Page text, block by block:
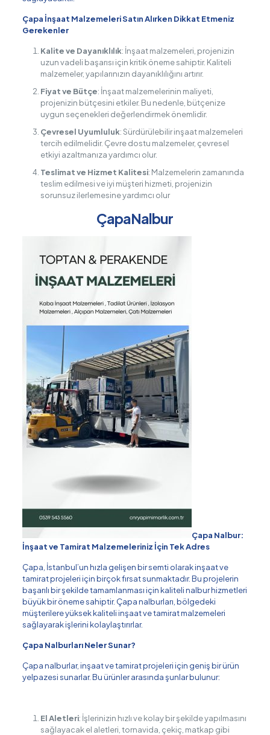
Çapa İnşaat Malzemeleri Satın Alırken Dikkat Etmeniz
Gerekenler
Kalite ve Dayanıklılık: İnşaat malzemeleri, projenizin
uzun vadeli başarısı için kritik öneme sahiptir. Kaliteli
malzemeler, yapılarınızın dayanıklılığını artırır.
Fiyat ve Bütçe: İnşaat malzemelerinin maliyeti,
projenizin bütçesini etkiler. Bu nedenle, bütçenize
uygun seçenekleri değerlendirmek önemlidir.
Çevresel Uyumluluk: Sürdürülebilir inşaat malzemeleri
tercih edilmelidir. Çevre dostu malzemeler, çevresel
etkiyi azaltmanıza yardımcı olur.
Teslimat ve Hizmet Kalitesi: Malzemelerin zamanında
teslim edilmesi ve iyi müşteri hizmeti, projenizin
sorunsuz ilerlemesine yardımcı olur
ÇapaNalbur
Çapa Nalbur:
İnşaat ve Tamirat Malzemeleriniz İçin Tek Adres
Çapa, İstanbul’un hızla gelişen bir semti olarak inşaat ve
tamirat projeleri için birçok fırsat sunmaktadır. Bu projelerin
başarılı bir şekilde tamamlanması için kaliteli nalbur hizmetleri
büyük bir öneme sahiptir. Çapa nalburları, bölgedeki
müşterilere yüksek kaliteli inşaat ve tamirat malzemeleri
sağlayarak işlerini kolaylaştırırlar.
Çapa Nalburları Neler Sunar?
Çapa nalburlar, inşaat ve tamirat projeleri için geniş bir ürün
yelpazesi sunarlar. Bu ürünler arasında şunlar bulunur:
El Aletleri: İşlerinizin hızlı ve kolay bir şekilde yapılmasını
sağlayacak el aletleri, tornavida, çekiç, matkap gibi